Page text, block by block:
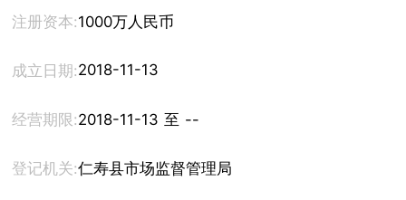
注册资本:1000万人民币
成立日期:2018-11-13
经营期限: 2018-11-13 至 --
登记机关:仁寿县市场监督管理局